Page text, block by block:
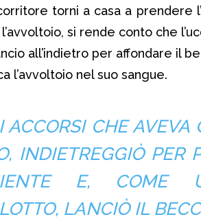
torni a casa a prendere
si rende conto che
all’indietro per affondare il
l’avvoltoio nel suo sangue.
CHE AVEVA
INDIETREGGIÒ PER
E, COME
LANCIÒ IL